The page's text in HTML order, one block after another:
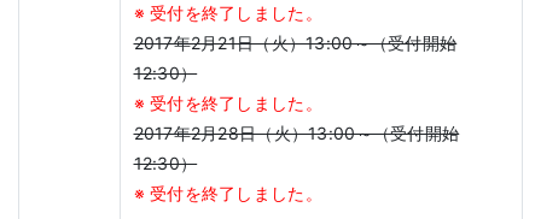
※ 受付を終了しました。
2017年2月21日（火）13:00～（受付開始
12:30）
※ 受付を終了しました。
2017年2月28日（火）13:00～（受付開始
12:30）
※ 受付を終了しました。